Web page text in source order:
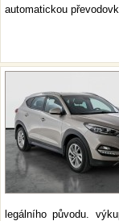
automatickou
legálního původu.